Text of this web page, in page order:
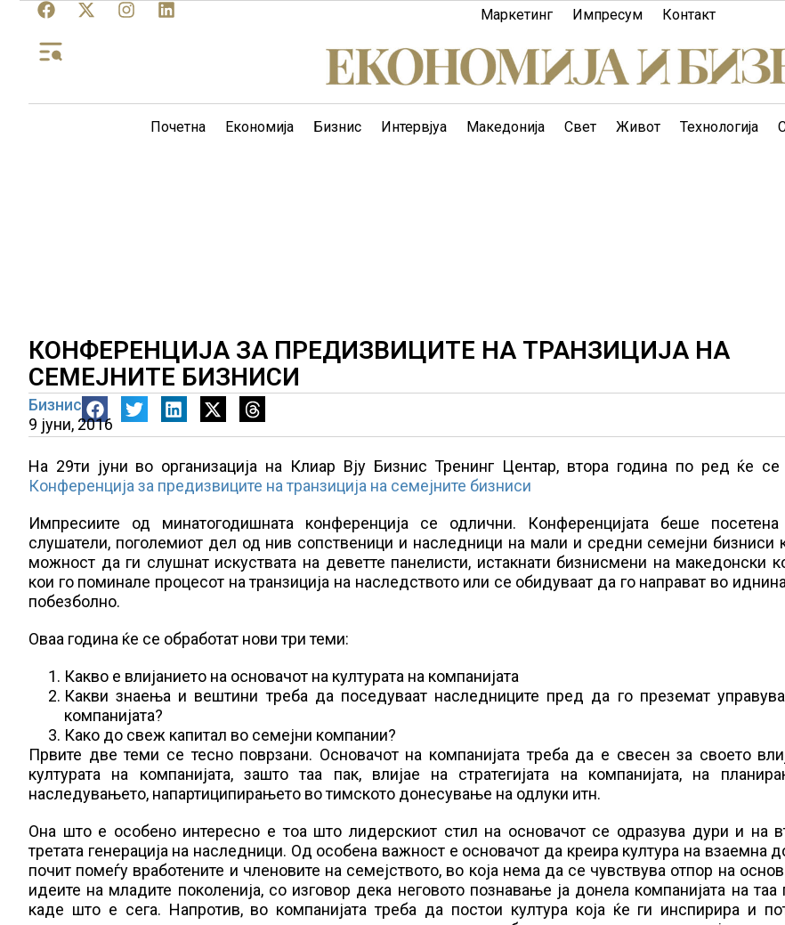
Маркетинг Импресум Контакт
Почетна Економија Бизнис Интервјуа Македонија Свет Живот Технологија
КОНФЕРЕНЦИЈА ЗА ПРЕДИЗВИЦИТЕ НА ТРАНЗИЦИЈА НА
СЕМЕЈНИТЕ БИЗНИСИ
Бизнис
9 јуни, 2016
На 29ти јуни во организација на Клиар Вју Бизнис Тренинг Центар, втора година по ред ќе
Конференција за предизвиците на транзиција на семејните бизниси
Импресиите од минатогодишната конференција се одлични. Конференцијата беше
слушатели, поголемиот дел од нив сопственици и наследници на мали и средни семејни бизниси
можност да ги слушнат искуствата на деветте панелисти, истакнати бизнисмени на македонски
кои го поминале процесот на транзиција на наследството или се обидуваат да го направат во
побезболно.
Оваа година ќе се обработат нови три теми:
Какво е влијанието на основачот на културата на компанијата
Какви знаења и вештини треба да поседуваат наследниците пред да го преземат
компанијата?
Како дo свеж капитал во семејни компании?
Првите две теми се тесно поврзани. Основачот на компанијата треба да е свесен за своето
културата на компанијата, зашто таа пак, влијае на стратегијата на компанијата, на
наследувањето, напартиципирањето во тимското донесување на одлуки итн.
Она што е особено интересно е тоа што лидерскиот стил на основачот се одразува дури и на
третата генерација на наследници. Од особена важност е основачот да креира култура на взаемна
почит помеѓу вработените и членовите на семејството, во која нема да се чувствува отпор на
идеите на младите поколенија, со изговор дека неговото познавање ја донела компанијата на таа
каде што е сега. Напротив, во компанијата треба да постои култура која ќе ги инспирира и